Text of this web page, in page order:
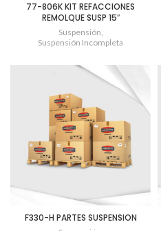
77-806K KIT REFACCIONES
REMOLQUE SUSP 15″
Suspensión,
Suspensión Incompleta
F330-H PARTES SUSPENSION